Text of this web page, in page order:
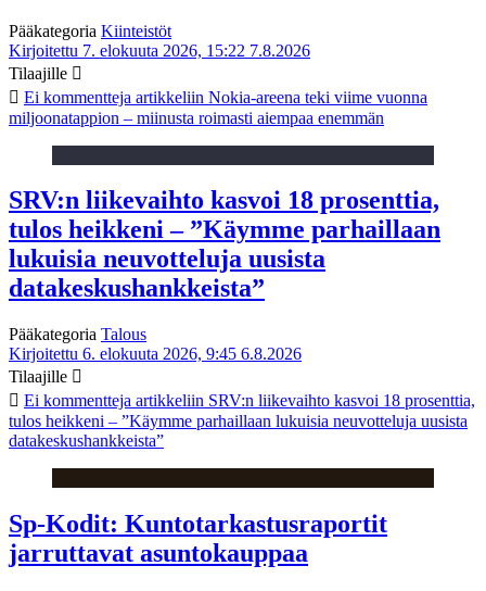
Pääkategoria Kiinteistöt
Kirjoitettu 7. elokuuta 2026, 15:22 7.8.2026
Tilaajille
Ei kommentteja artikkeliin Nokia-areena teki viime vuonna
miljoonatappion – miinusta roimasti aiempaa enemmän
SRV:n liikevaihto kasvoi 18 prosenttia,
tulos heikkeni – ”Käymme parhaillaan
lukuisia neuvotteluja uusista
datakeskushankkeista”
Pääkategoria Talous
Kirjoitettu 6. elokuuta 2026, 9:45 6.8.2026
Tilaajille
Ei kommentteja artikkeliin SRV:n liikevaihto kasvoi 18 prosenttia,
tulos heikkeni – ”Käymme parhaillaan lukuisia neuvotteluja uusista
datakeskushankkeista”
Sp-Kodit: Kuntotarkastusraportit
jarruttavat asuntokauppaa